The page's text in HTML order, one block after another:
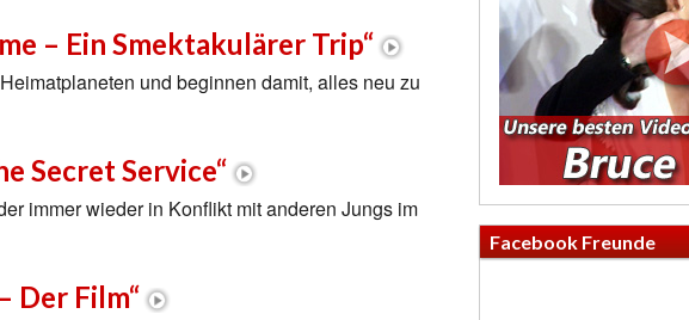
– Ein Smektakulärer Trip“
und beginnen damit, alles neu zu
Secret Service“
immer wieder in Konflikt mit anderen Jungs im
Der Film“
Facebook Freunde